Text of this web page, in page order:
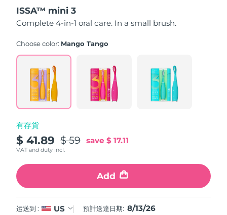
of
5
stars,
rating
Read
Reviews.
Same
page
link.
ISSA™ mini 3
Complete 4-in-1 oral care. In a small brush.
Choose color: Mango Tango
有存貨
$ 41.89 $ 59 save $ 17.11
VAT and duty incl.
Add
运送到 : US 預計送達日期: 8/13/26
馬來西亞 預計送達日期
馬爾他
墨西哥 預計送達日期
摩納哥 預計送達日期
荷蘭
紐西蘭
挪威 8/12/26
阿曼 預計送達日期8/15/26